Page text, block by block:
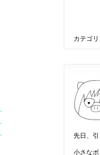
カテゴリ
先日、引
小さなボ